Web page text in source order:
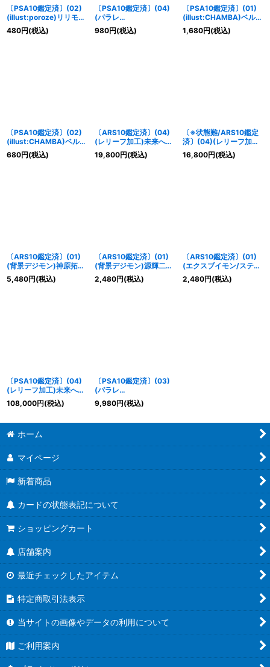
〔PSA10鑑定済〕(02)
(illust:poroze)リリモン
【U】{EX1-039}《緑》
480円(税込)
〔PSA10鑑定済〕(04)
(パラレ
ル/illust:Tonamikanji)
ガンドラモン【SR-P】
980円(税込)
〔PSA10鑑定済〕(01)
(illust:CHAMBA)ベルス
ターモン【SEC】{BT6-
112}《紫》
1,680円(税込)
〔PSA10鑑定済〕(02)
(illust:CHAMBA)ベルゼ
ブモン【SR】{EX2-
044}《紫》
680円(税込)
〔ARS10鑑定済〕(04)
(レリーフ加工)未来への
可能性!!【P】{P-156}
《白》
19,800円(税込)
〔※状態難/ARS10鑑定
済〕(04)(レリーフ加工)
未来への可能性!!【P】
{P-156}《白》
16,800円(税込)
〔ARS10鑑定済〕(01)
(背景デジモン)神原拓也
【R】{BT7-085}《赤》
5,480円(税込)
〔ARS10鑑定済〕(01)
(背景デジモン)源輝二
【R】{BT7-087}《青》
2,480円(税込)
〔ARS10鑑定済〕(01)
(エクスブイモン/スティ
ングモン)本宮大輔&一乗
寺賢【R】{BT8-088}
2,480円(税込)
〔PSA10鑑定済〕(04)
(レリーフ加工)未来への
可能性!!【P】{P-156}
《白》
108,000円(税込)
〔PSA10鑑定済〕(03)
(パラレ
ル/illust:Naochika
Morishita)デュークモ
9,980円(税込)
ホーム
マイページ
新着商品
カードの状態表記について
ショッピングカート
店舗案内
最近チェックしたアイテム
特定商取引法表示
当サイトの画像やデータの利用について
ご利用案内